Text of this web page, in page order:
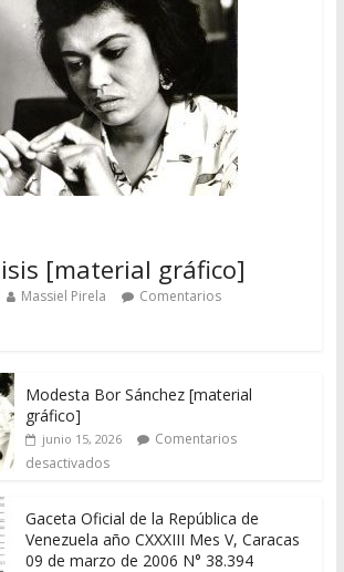
[material gráfico]
Massiel Pirela
Comentarios
Modesta Bor Sánchez [material
gráfico]
junio 15, 2026
Comentarios
desactivados
Gaceta Oficial de la República de
Venezuela año CXXXIII Mes V, Caracas
09 de marzo de 2006 N° 38.394